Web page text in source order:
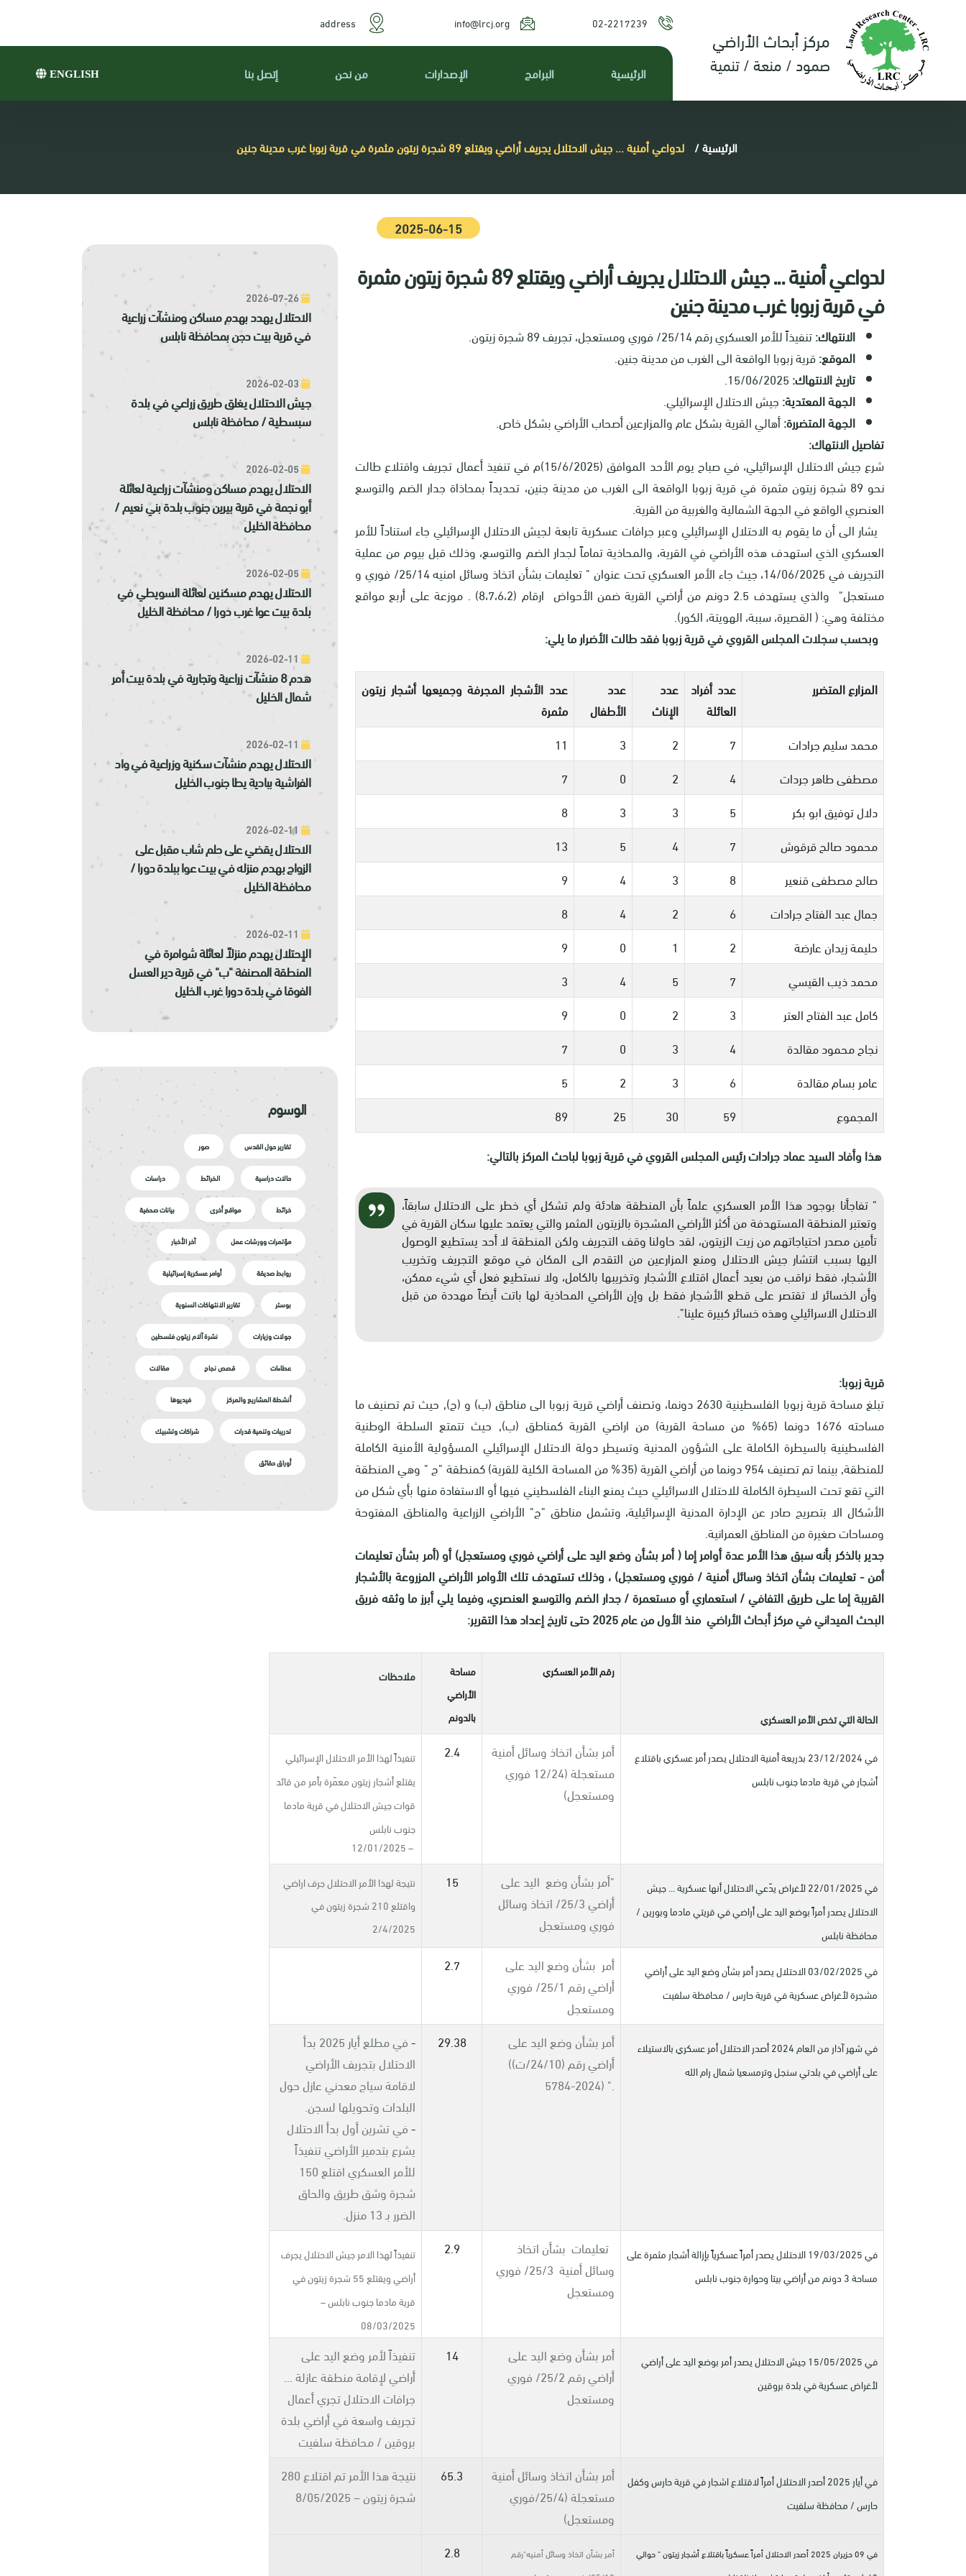
مركز أبحاث الأراضي
صمود / منعة / تنمية
02-2217239
info@lrcj.org
address
الرئيسية البرامج الإصدارات من نحن إتصل بنا ENGLISH
الرئيسية/ لدواعي أمنية ... جيش الاحتلال يجريف أراضي ويقتلع 89 شجرة زيتون مثمرة في قرية زبوبا غرب مدينة جنين
2025-06-15
لدواعي أمنية ... جيش الاحتلال يجريف أراضي ويقتلع 89 شجرة زيتون مثمرة
في قرية زبوبا غرب مدينة جنين
الانتهاك:تنفيذاً للأمر العسكري رقم 25/14/ فوري ومستعجل، تجريف 89 شجرة زيتون.
الموقع:قرية زبوبا الواقعة الى الغرب من مدينة جنين.
تاريخ الانتهاك:15/06/2025.
الجهة المعتدية:جيش الاحتلال الإسرائيلي.
الجهة المتضررة:أهالي القرية بشكل عام والمزارعين أصحاب الأراضي بشكل خاص.
تفاصيل الانتهاك:
شرع جيش الاحتلال الإسرائيلي، في صباح يوم الأحد الموافق (15/6/2025)م في تنفيذ أعمال تجريف واقتلاع طالت
نحو 89 شجرة زيتون مثمرة في قرية زبوبا الواقعة الى الغرب من مدينة جنين، تحديداً بمحاذاة جدار الضم والتوسع
العنصري الواقع في الجهة الشمالية والغربية من القرية.
يشار الى أن ما يقوم به الاحتلال الإسرائيلي وعبر جرافات عسكرية تابعة لجيش الاحتلال الإسرائيلي جاء استناداً للأمر
العسكري الذي استهدف هذه الأراضي في القرية، والمحاذية تماماً لجدار الضم والتوسع، وذلك قبل بيوم من عملية
التجريف في 14/06/2025، جيث جاء الأمر العسكري تحت عنوان " تعليمات بشأن اتخاذ وسائل امنيه 25/14/ فوري و
مستعجل" والذي يستهدف 2.5 دونم من أراضي القرية ضمن الأحواض ارقام (8،7،6،2) . موزعة على أربع مواقع
مختلفة وهي: ( القصيرة، سببة، الهويتة، الكور).
وبحسب سجلات المجلس القروي في قرية زبوبا فقد طالت الأضرار ما يلي:
المزارع المتضرر
عدد أفراد
العائلة
عدد
الإناث
عدد
الأطفال
عدد الأشجار المجرفة وجميعها أشجار زيتون
مثمرة
محمد سليم جرادات
7
2
3
11
مصطفى طاهر جردات
4
2
0
7
دلال توفيق ابو بكر
5
3
3
8
محمود صالح قرقوش
7
4
5
13
صالح مصطفى قنعير
8
3
4
9
جمال عبد الفتاح جرادات
6
2
4
8
حليمة زيدان عارضة
2
1
0
9
محمد ذيب القيسي
7
5
4
3
كامل عبد الفتاح العتر
3
2
0
9
نجاح محمود مقالدة
4
3
0
7
عامر بسام مقالدة
6
3
2
5
المجموع
59
30
25
89
هذا وأفاد السيد عماد جرادات رئيس المجلس القروي في قرية زبوبا لباحث المركز بالتالي:
" تفاجأنا بوجود هذا الأمر العسكري علماً بأن المنطقة هادئة ولم تشكل أي خطر على الاحتلال سابقاً،
وتعتبر المنطقة المستهدفة من أكثر الأراضي المشجرة بالزيتون المثمر والتي يعتمد عليها سكان القرية في
تأمين مصدر احتياجاتهم من زيت الزيتون، لقد حاولنا وقف التجريف ولكن المنطقة لا أحد يستطيع الوصول
اليها بسبب انتشار جيش الاحتلال ومنع المزارعين من التقدم الى المكان في موقع التجريف وتخريب
الأشجار، فقط نراقب من بعيد أعمال اقتلاع الأشجار وتخريبها بالكامل، ولا نستطيع فعل أي شيء ممكن،
وأن الخسائر لا تقتصر على قطع الأشجار فقط بل وإن الأراضي المحاذية لها باتت أيضاً مهددة من قبل
الاحتلال الاسرائيلي وهذه خسائر كبيرة علينا".
قرية زبوبا:
تبلغ مساحة قرية زبوبا الفلسطينية 2630 دونما، وتصنف أراضي قرية زبوبا الى مناطق (ب) و (ج), حيث تم تصنيف ما
مساحته 1676 دونما (65% من مساحة القرية) من اراضي القرية كمناطق (ب), حيث تتمتع السلطة الوطنية
الفلسطينية بالسيطرة الكاملة على الشؤون المدنية وتسيطر دولة الاحتلال الإسرائيلي المسؤولية الأمنية الكاملة
للمنطقة, بينما تم تصنيف 954 دونما من أراضي القرية (35% من المساحة الكلية للقرية) كمنطقة "ج " وهي المنطقة
التي تقع تحت السيطرة الكاملة للاحتلال الاسرائيلي حيث يمنع البناء الفلسطيني فيها أو الاستفادة منها بأي شكل من
الأشكال الا بتصريح صادر عن الإدارة المدنية الإسرائيلية، وتشمل مناطق "ج" الأراضي الزراعية والمناطق المفتوحة
ومساحات صغيرة من المناطق العمرانية.
جدير بالذكر بأنه سبق هذا الأمر عدة أوامر إما ( أمر بشأن وضع اليد على أراضي فوري ومستعجل) أو (أمر بشأن تعليمات
أمن - تعليمات بشأن اتخاذ وسائل أمنية / فوري ومستعجل) ، وذلك تستهدف تلك الأوامر الأراضي المزروعة بالأشجار
القريبة إما على طريق التفافي / استعماري أو مستعمرة / جدار الضم والتوسع العنصري، وفيما يلي أبرز ما وثقه فريق
البحث الميداني في مركز أبحاث الأراضي منذ الأول من عام 2025 حتى تاريخ إعداد هذا التقرير:
الحالة التي تخص الأمر العسكري
رقم الأمر العسكري
مساحة
الأراضي
بالدونم
ملاحظات
في 23/12/2024 بذريعة أمنية الاحتلال يصدر أمر عسكري باقتلاع
أشجار في قرية مادما جنوب نابلس
أمر بشأن اتخاذ وسائل أمنية
مستعجلة (12/24 فوري
ومستعجل)
2.4
تنفيذاً لهذا الأمر الاحتلال الإسرائيلي
يقتلع أشجار زيتون معمّرة بأمر من قائد
قوات جيش الاحتلال في قرية مادما
جنوب نابلس
– 12/01/2025
في 22/01/2025 لأغراض يدّعي الاحتلال أنها عسكرية ... جيش
الاحتلال يصدر أمراً بوضع اليد على أراضي في قريتي مادما وبورين /
محافظة نابلس
"أمر بشأن وضع اليد على
أراضي 25/3/ اتخاذ وسائل
فوري ومستعجل
15
نتيجة لهذا الأمر الاحتلال جرف اراضي
واقتلع 210 شجرة زيتون في
2/4/2025
في 03/02/2025 الاحتلال يصدر أمر بشأن وضع اليد على أراضي
مشجرة لأغراض عسكرية في قرية حارس / محافظة سلفيت
أمر بشأن وضع اليد على
أراضي رقم 25/1/ فوري
ومستعجل
2.7
في شهر آذار من العام 2024 أصدر الاحتلال أمر عسكري بالاستيلاء
على أراضي في بلدتي سنجل وترمسعيا شمال رام الله
أمر بشأن وضع اليد على
أراضي رقم (24/10/ت)
(
5784-2024) ".
29.38
-
في مطلع أيار 2025 بدأ
الاحتلال بتجريف الأراضي
لاقامة سياج معدني عازل حول
البلدات وتحويلها لسجن.
-في تشرين أول بدأ الاحتلال
يشرع بتدمير الأراضي تنفيذاً
للأمر العسكري اقتلع 150
شجرة وشق طريق والحاق
الضرر بـ 13 منزل.
في 19/03/2025 الاحتلال يصدر أمراً عسكرياً بإزالة أشجار مثمرة على
مساحة 3 دونم من أراضي بيتا وحوارة جنوب نابلس
تعليمات بشأن اتخاذ
وسائل أمنية 25/3/ فوري
ومستعجل
2.9
تنفيذاً لهذا الامر جيش الاحتلال يجرف
أراضي ويقتلع 55 شجرة زيتون في
قرية مادما جنوب نابلس –
08/03/2025
في 15/05/2025 جيش الاحتلال يصدر أمر بوضع اليد على أراضي
لأغراض عسكرية في بلدة بروقين
أمر بشأن وضع اليد على
أراضي رقم 25/2/ فوري
ومستعجل
14
تنفيذاً لأمر وضع اليد على
أراضي لإقامة منطقة عازلة ...
جرافات الاحتلال تجري أعمال
تجريف واسعة في أراضي بلدة
بروقين / محافظة سلفيت
في أيار 2025 أصدر الاحتلال أمراً لاقتلاع اشجار في قرية حارس وكفل
حارس / محافظة سلفيت
أمر بشأن اتخاذ وسائل أمنية
مستعجلة (25/4/فوري
ومستعجل)
65.3
نتيجة هذا الأمر تم اقتلاع 280
شجرة زيتون – 8/05/2025
في 09 حزيران 2025 أصدر الاحتلال أمراً عسكرياً باقتلاع أشجار زيتون " حوالي
أمر بشأن اتخاذ وسائل أمنيه"رقم
2.8
الاحتلال يهدد بهدم مساكن ومنشآت زراعية
في قرية بيت دجن بمحافظة نابلس
جيش الاحتلال يغلق طريق زراعي في بلدة
سبسطية / محافظة نابلس
الاحتلال يهدم مساكن ومنشآت زراعية لعائلة
أبو نجمة في قرية بيرين جنوب بلدة بني نعيم /
محافظة الخليل
الاحتلال يهدم مسكنين لعائلة السويطي في
بلدة بيت عوا غرب دورا / محافظة الخليل
هدم 8 منشآت زراعية وتجارية في بلدة بيت أمر
شمال الخليل
الاحتلال يهدم منشآت سكنية وزراعية في واد
الفراشية ببادية يطا جنوب الخليل
الاحتلال يقضي على حلم شاب مقبل على
الزواج بهدم منزله في بيت عوا ببلدة دورا /
محافظة الخليل
الإحتلال يهدم منزلاً لعائلة شوامرة في
المنطقة المصنفة "ب" في قرية دير العسل
الفوقا في بلدة دورا غرب الخليل
الوسوم
تقارير حول القدس صور
حالات دراسية الخرائط دراسات
خرائط مواقع أخرى بيانات صحفية
مؤتمرات وورشات عمل آخر الأخبار
روابط صديقة أوامر عسكرية إسرائيلية
بوستر تقارير الانتهاكات السنوية
جولات وزيارات نشرة آلام زيتون فلسطين
عطاءات قصص نجاح مقالات
أنشطة المشاريع والمركز فيديوها
تدريبات وتنمية قدرات شراكات وتشبيك
أوراق حقائق